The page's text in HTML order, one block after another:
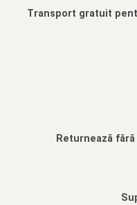
Transport gratuit
Returnează